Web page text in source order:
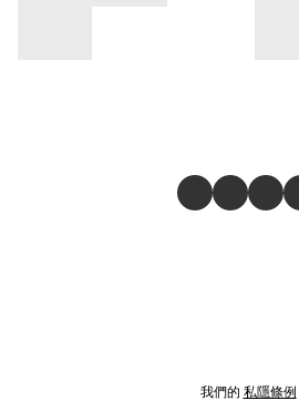
我們的 私隱條例